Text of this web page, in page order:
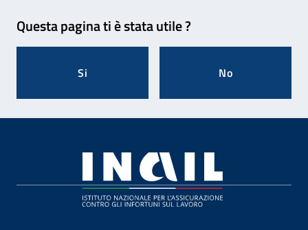
Questa pagina ti è stata utile ?
Si No